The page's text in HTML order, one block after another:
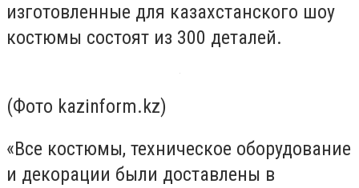
изготовленные для казахстанского шоу
костюмы состоят из 300 деталей.
(Фото kazinform.kz)
«Все костюмы, техническое оборудование
и декорации были доставлены в